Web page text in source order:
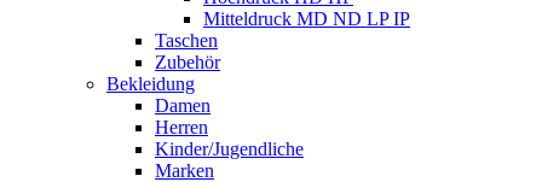
Mitteldruck MD ND LP IP
Taschen
Zubehör
Bekleidung
Damen
Herren
Kinder/Jugendliche
Marken